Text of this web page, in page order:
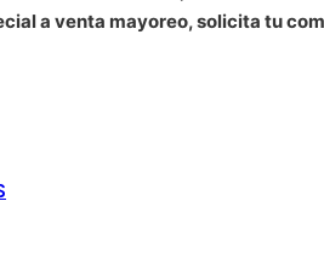
a venta mayoreo, solicita tu